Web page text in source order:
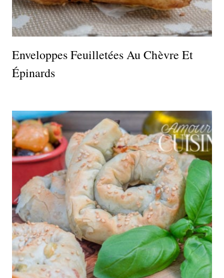
Enveloppes Feuilletées Au Chèvre Et
Épinards